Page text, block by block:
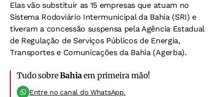
Elas vão substituir as 15 empresas que atuam no
Sistema Rodoviário Intermunicipal da Bahia (SRI) e
tiveram a concessão suspensa pela Agência Estadual
de Regulação de Serviços Públicos de Energia,
Transportes e Comunicações da Bahia (Agerba).
Tudo sobreBahiaem primeira mão!
Entre no canal do WhatsApp.